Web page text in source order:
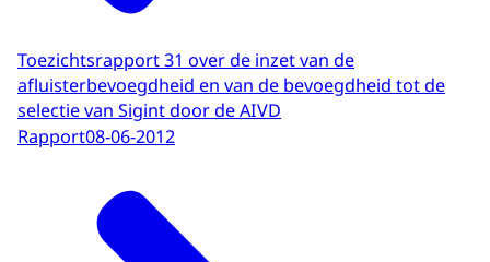
Toezichtsrapport 31 over de inzet van de
afluisterbevoegdheid en van de bevoegdheid tot de
selectie van Sigint door de AIVD
Rapport08-06-2012